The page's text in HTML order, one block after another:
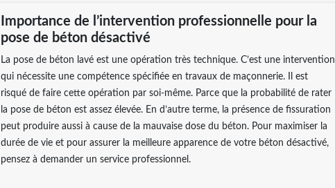
Importance de l’intervention professionnelle pour la
pose de béton désactivé
La pose de béton lavé est une opération très technique. C’est une intervention
qui nécessite une compétence spécifiée en travaux de maçonnerie. Il est
risqué de faire cette opération par soi-même. Parce que la probabilité de rater
la pose de béton est assez élevée. En d’autre terme, la présence de fissuration
peut produire aussi à cause de la mauvaise dose du béton. Pour maximiser la
durée de vie et pour assurer la meilleure apparence de votre béton désactivé,
pensez à demander un service professionnel.